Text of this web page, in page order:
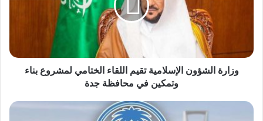
وتمكين
وزارة الشؤون الإسلامية تقيم اللقاء الختامي لمشروع بناء
وتمكين في محافظة جدة
الأرصاد: